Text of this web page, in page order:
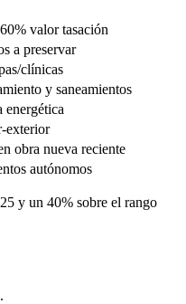
valor tasación
a preservar
clínicas
y saneamientos
energética
exterior
obra nueva reciente
autónomos
y un 40% sobre el rango